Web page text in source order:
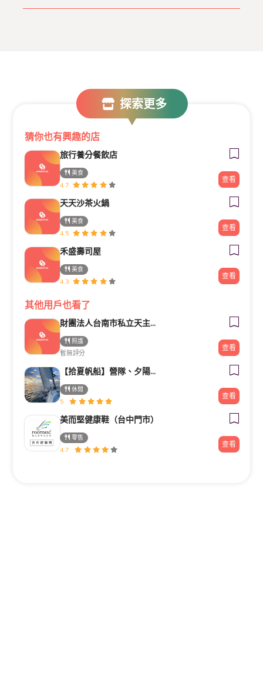
探索更多
猜你也有興趣的店
旅行養分餐飲店
美食
4.7
查看
天天沙茶火鍋
美食
4.5
查看
禾盛壽司屋
美食
4.3
查看
其他用戶也看了
財團法人台南市私立天主教瑞復益智中心
照護
暫無評分
查看
【拾夏帆船】營隊、夕陽團、包船、客製化帆船體驗（預約制）
休閒
5
查看
美而堅健康鞋（台中門市）
零售
4.7
查看